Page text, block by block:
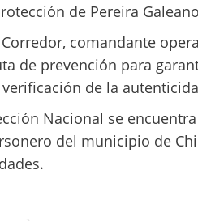
de Pereira
comandante
de prevención para
de la
Nacional se
del municipio de